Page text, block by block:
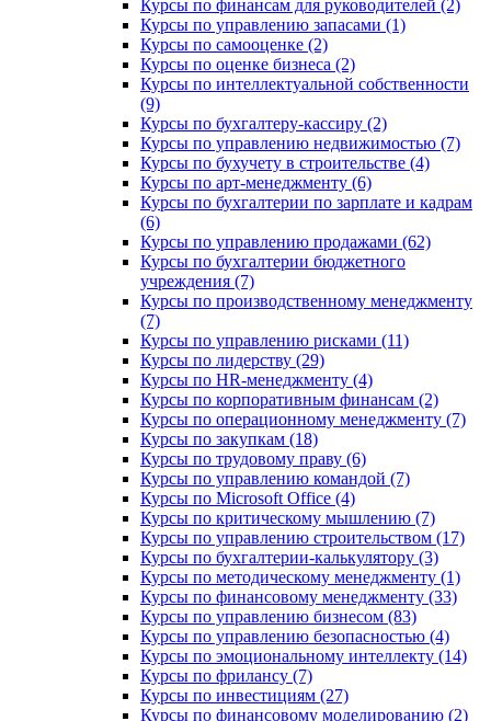
Курсы по финансам для руководителей (2)
Курсы по управлению запасами (1)
Курсы по самооценке (2)
Курсы по оценке бизнеса (2)
Курсы по интеллектуальной собственности
(9)
Курсы по бухгалтеру-кассиру (2)
Курсы по управлению недвижимостью (7)
Курсы по бухучету в строительстве (4)
Курсы по арт-менеджменту (6)
Курсы по бухгалтерии по зарплате и кадрам
(6)
Курсы по управлению продажами (62)
Курсы по бухгалтерии бюджетного
учреждения (7)
Курсы по производственному менеджменту
(7)
Курсы по управлению рисками (11)
Курсы по лидерству (29)
Курсы по HR-менеджменту (4)
Курсы по корпоративным финансам (2)
Курсы по операционному менеджменту (7)
Курсы по закупкам (18)
Курсы по трудовому праву (6)
Курсы по управлению командой (7)
Курсы по Microsoft Office (4)
Курсы по критическому мышлению (7)
Курсы по управлению строительством (17)
Курсы по бухгалтерии-калькулятору (3)
Курсы по методическому менеджменту (1)
Курсы по финансовому менеджменту (33)
Курсы по управлению бизнесом (83)
Курсы по управлению безопасностью (4)
Курсы по эмоциональному интеллекту (14)
Курсы по фрилансу (7)
Курсы по инвестициям (27)
Курсы по финансовому моделированию (2)